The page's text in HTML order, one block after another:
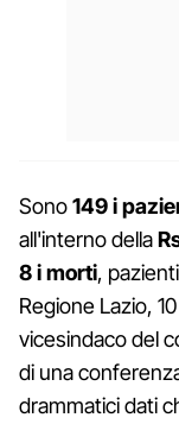
Sono149 i
all'interno della
8 i morti,
Regione Lazio,
vicesindaco del
di una
drammatici dati